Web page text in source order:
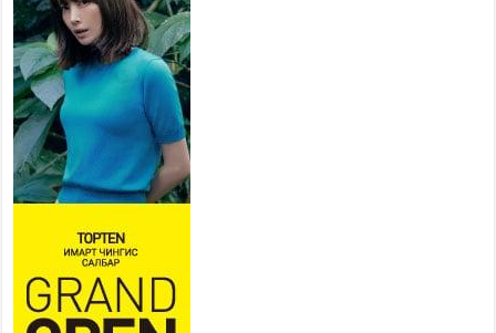
2026 оны 7 сар 22 / 9 цаг 28 минут
Б.Пүрэвдагва: “Урт цагаан”-ыг
залуучууд чөлөөт цагаа
өнгөрүүлдэг, жуулчид зорьж
ирдэг цэг болгоно
2026 оны 7 сар 21 / 16 цаг 47 минут
Тусгай замын автобус /BRT/ төслийн удирдах
хорооны ээлжит хуралдаан боллоо
Ерөнхий сайд Н.Учрал БНХАУ-аас Монгол Улсад
суугаа Элчин сайд Шэнь Миньжюанийг хүлээн
авч уулзав
2026 оны 7 сар 21 / 16 цаг 39 минут